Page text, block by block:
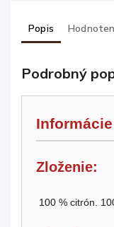
Popis
Podrobný
Zloženie:
100 % citrón.